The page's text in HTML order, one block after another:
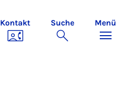
Kontakt Suche Menü